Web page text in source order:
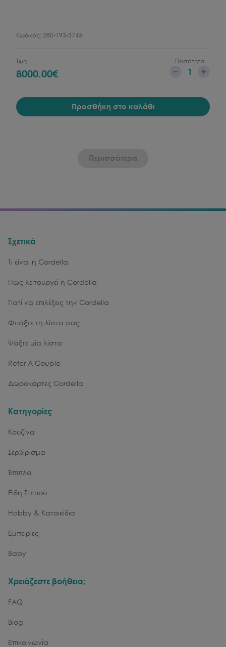
Κωδικός: 280-193-3745
Τιμή
8000.00€
Ποσότητα
1
Προσθήκη στο καλάθι
Περισσότερα
Σχετικά
Τι είναι η Cordella
Πως λειτουργεί η Cordella
Γιατί να επιλέξεις την Cordella
Φτιάξτε τη λίστα σας
Ψάξτε μία λίστα
Refer A Couple
Δωροκάρτες Cordella
Κατηγορίες
Κουζίνα
Σερβίρισμα
Έπιπλα
Είδη Σπιτιού
Hobby & Κατοικίδια
Εμπειρίες
Baby
Χρειάζεστε βοήθεια;
FAQ
Blog
Επικοινωνία